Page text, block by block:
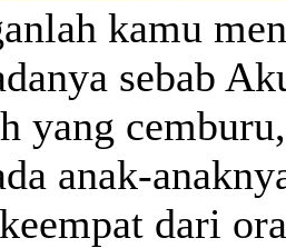
kamu
sebab
yang
anak-
dari